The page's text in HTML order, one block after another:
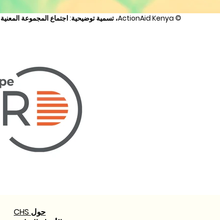
© ActionAid Kenya، تسمية توضيحية: اجتماع المجموعة المعنية بمراجعة المعيار الإنساني الأساسي في منطقة فوي، كينيا، في سبتمبر 2023
حول CHS